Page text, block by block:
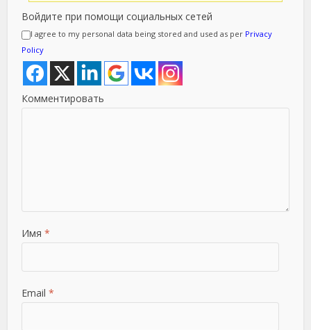
Войдите при помощи социальных сетей
I agree to my personal data being stored and used as per Privacy
Policy
Комментировать
Имя *
Email *